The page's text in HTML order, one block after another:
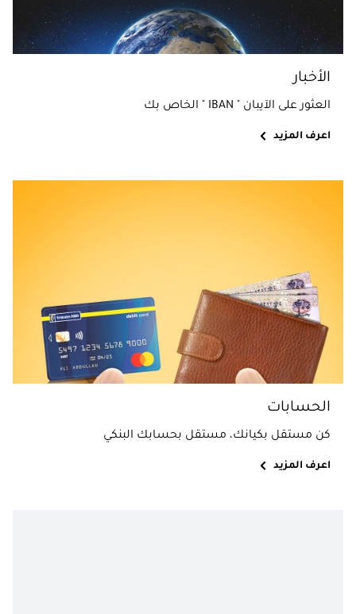
الأخبار
العثور على الآيبان " IBAN " الخاص بك
اعرف المزيد
الحسابات
كن مستقل بكيانك، مستقل بحسابك البنكي
اعرف المزيد